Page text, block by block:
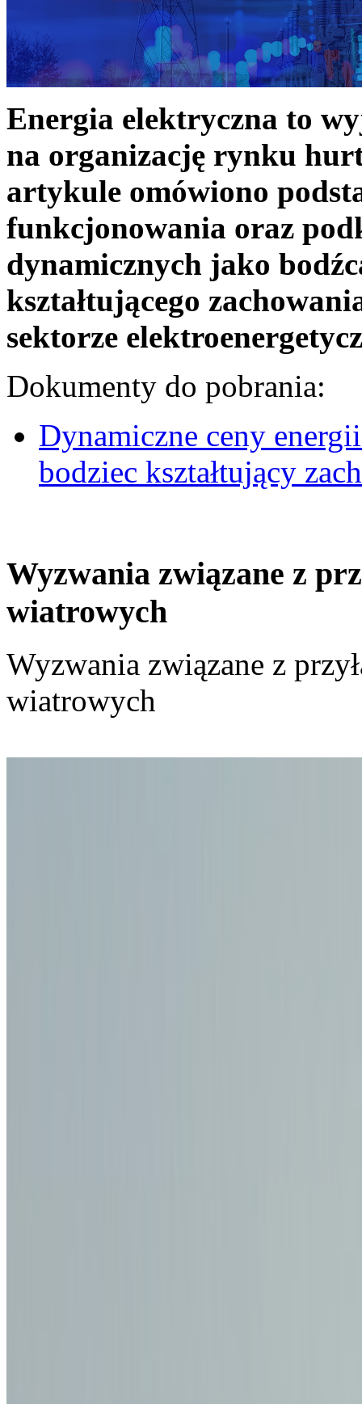
Energia elektryczna to
na organizację rynku
artykule omówiono
funkcjonowania oraz
dynamicznych jako
kształtującego
sektorze
Dokumenty do pobrania:
Dynamiczne ceny
bodziec kształtujący
Wyzwania związane z
wiatrowych
Wyzwania związane z
wiatrowych